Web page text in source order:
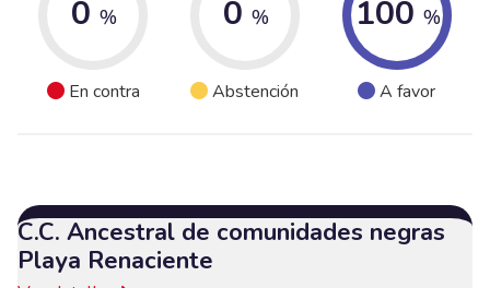
0 %
En contra
0 %
Abstención
100 %
A favor
C.C. Ancestral de comunidades negras
Playa Renaciente